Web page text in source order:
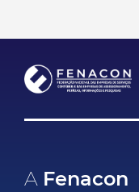
A Fenacon